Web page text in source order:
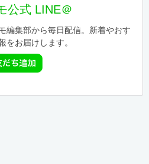
公式 LINE＠
編集部から毎日配信。新着やおす
をお届けします。